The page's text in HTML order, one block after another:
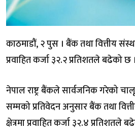
काठमाडौं, २ पुस । बैंक तथा वित्तीय
प्रवाहित कर्जा ३२.२ प्रतिशतले बढेको छ ।
नेपाल राष्ट्र बैंकले सार्वजनिक गरेको
सम्मको प्रतिवेदन अनुसार बैंक तथा
क्षेत्रमा प्रवाहित कर्जा ३२.४ प्रतिशतले